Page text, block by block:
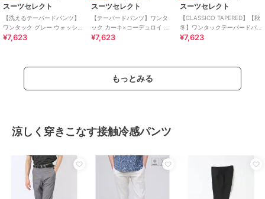
スーツセレクト
【洗えるテーパードパンツ】
ワンタック グレー ウォッシャ
ブル ※セットアップ可能商品
¥7,623
スーツセレクト
【テーパードパンツ】ワンタ
ック カーキ×コーデュロイ ス
トレッチ ※セットアップ可能商
¥7,623
スーツセレクト
【CLASSICO TAPERED】【秋
冬】ワンタックテーパードパ
ンツ/ネイビー×コーデュロイ
¥7,623
もっとみる
涼しく穿きこなす接触冷感パンツ